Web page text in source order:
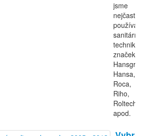
jsme
nejčastěji
používali
sanitární
techniku
značek
Hansa,
Roca,
Riho,
Roltechnik
apod.